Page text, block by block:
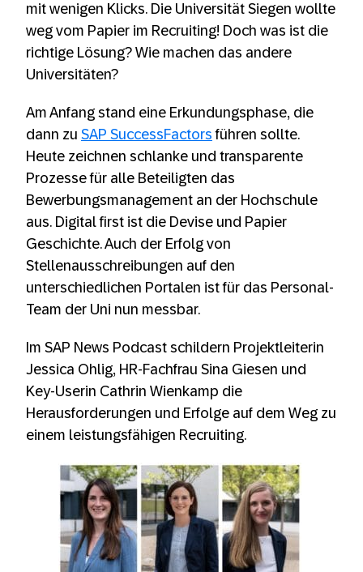
mit wenigen Klicks. Die Universität Siegen wollte
weg vom Papier im Recruiting! Doch was ist die
richtige Lösung? Wie machen das andere
Universitäten?
Am Anfang stand eine Erkundungsphase, die
dann zu SAP SuccessFactors führen sollte.
Heute zeichnen schlanke und transparente
Prozesse für alle Beteiligten das
Bewerbungsmanagement an der Hochschule
aus. Digital first ist die Devise und Papier
Geschichte. Auch der Erfolg von
Stellenausschreibungen auf den
unterschiedlichen Portalen ist für das Personal-
Team der Uni nun messbar.
Im SAP News Podcast schildern Projektleiterin
Jessica Ohlig, HR-Fachfrau Sina Giesen und
Key-Userin Cathrin Wienkamp die
Herausforderungen und Erfolge auf dem Weg zu
einem leistungsfähigen Recruiting.